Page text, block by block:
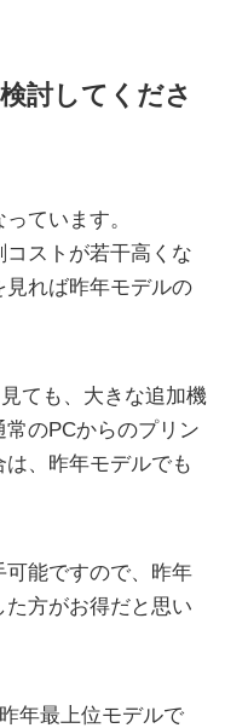
討してくださ
ています。
ストが若干高くな
見れば昨年モデルの
ても、大きな追加機
のPCからのプリン
、昨年モデルでも
能ですので、昨年
方がお得だと思い
年最上位モデルで